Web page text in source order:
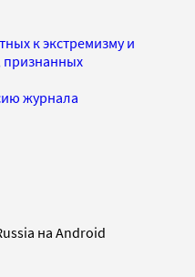
к экстремизму и
признанных
журнала
на Android